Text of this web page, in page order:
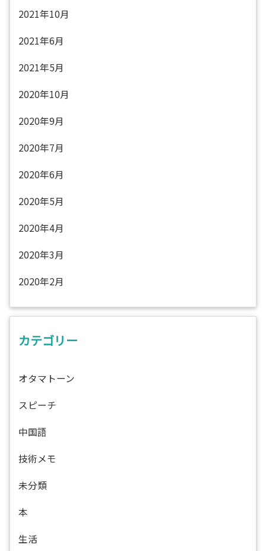
2021年10月
2021年6月
2021年5月
2020年10月
2020年9月
2020年7月
2020年6月
2020年5月
2020年4月
2020年3月
2020年2月
カテゴリー
オタマトーン
スピーチ
中国語
技術メモ
未分類
本
生活